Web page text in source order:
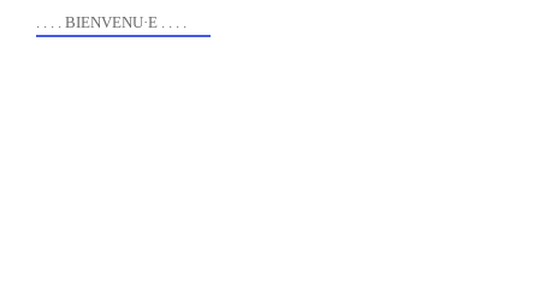
. . . . BIENVENU·E . . . .